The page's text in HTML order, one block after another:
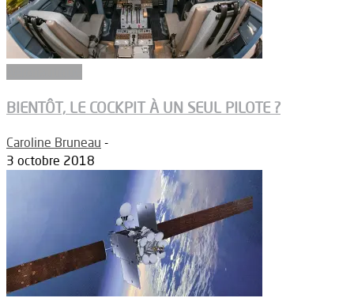
BIENTÔT, LE COCKPIT À UN SEUL PILOTE ?
Caroline Bruneau -
3 octobre 2018